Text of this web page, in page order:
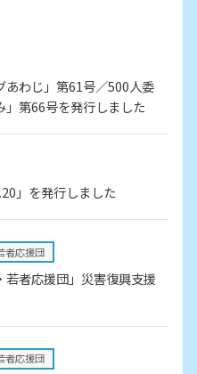
あわじ」第61号／500人委
」第66号を発行しました
」を発行しました
者応援団
者応援団」災害復興支援
者応援団